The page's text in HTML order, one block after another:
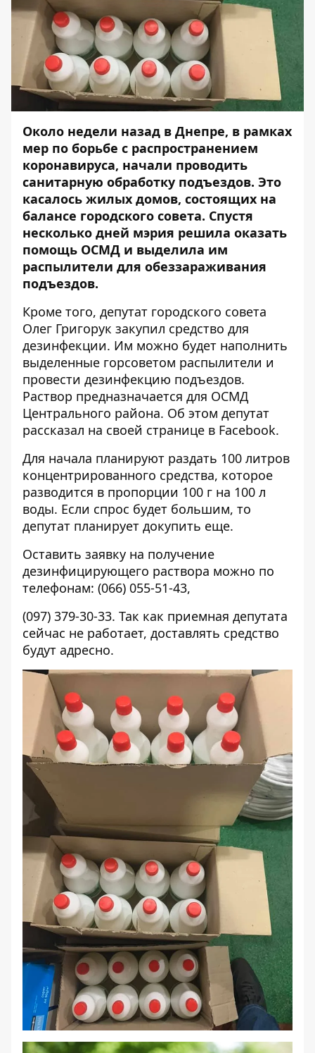
Около недели назад в Днепре, в рамках
мер по борьбе с распространением
коронавируса, начали проводить
санитарную обработку подъездов. Это
касалось жилых домов, состоящих на
балансе городского совета. Спустя
несколько дней мэрия решила оказать
помощь ОСМД и выделила им
распылители для обеззараживания
подъездов.
Кроме того, депутат городского совета
Олег Григорук закупил средство для
дезинфекции. Им можно будет наполнить
выделенные горсоветом распылители и
провести дезинфекцию подъездов.
Раствор предназначается для ОСМД
Центрального района. Об этом депутат
рассказал на своей странице в Facebook.
Для начала планируют раздать 100 литров
концентрированного средства, которое
разводится в пропорции 100 г на 100 л
воды. Если спрос будет большим, то
депутат планирует докупить еще.
Оставить заявку на получение
дезинфицирующего раствора можно по
телефонам: (066) 055-51-43,
(097) 379-30-33. Так как приемная депутата
сейчас не работает, доставлять средство
будут адресно.